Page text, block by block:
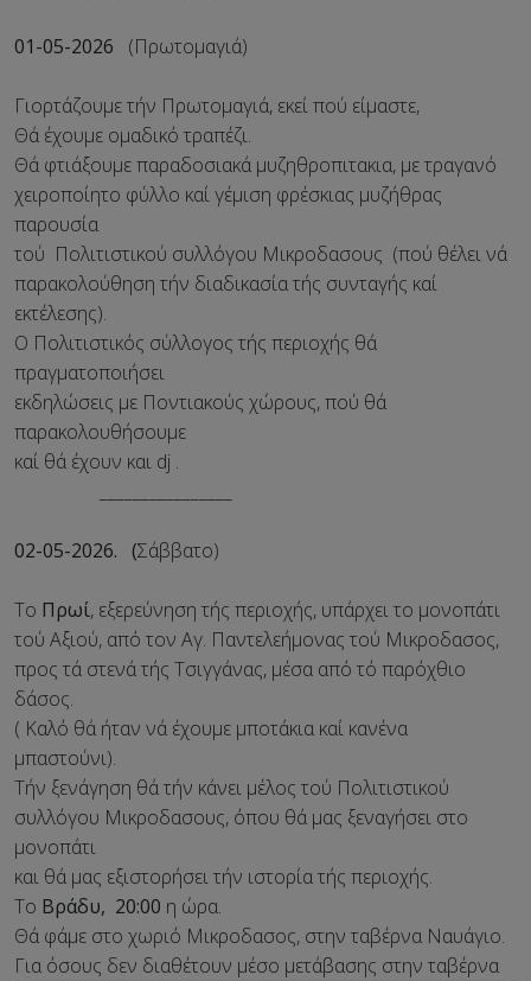
01-05-2026 (Πρωτομαγιά)
Γιορτάζουμε τήν Πρωτομαγιά, εκεί πού είμαστε,
Θά έχουμε ομαδικό τραπέζι.
Θά φτιάξουμε παραδοσιακά μυζηθροπιτακια, με τραγανό
χειροποίητο φύλλο καί γέμιση φρέσκιας μυζήθρας
παρουσία
τού Πολιτιστικού συλλόγου Μικροδασους (πού θέλει νά
παρακολούθηση τήν διαδικασία τής συνταγής καί
εκτέλεσης).
Ο Πολιτιστικός σύλλογος τής περιοχής θά
πραγματοποιήσει
εκδηλώσεις με Ποντιακούς χώρους, πού θά
παρακολουθήσουμε
καί θά έχουν και dj .
02-05-2026. (Σάββατο)
Το Πρωί, εξερεύνηση τής περιοχής, υπάρχει το μονοπάτι
τού Αξιού, από τον Αγ. Παντελεήμονας τού Μικροδασος,
προς τά στενά τής Τσιγγάνας, μέσα από τό παρόχθιο
δάσος.
( Καλό θά ήταν νά έχουμε μποτάκια καί κανένα
μπαστούνι).
Τήν ξενάγηση θά τήν κάνει μέλος τού Πολιτιστικού
συλλόγου Μικροδασους, όπου θά μας ξεναγήσει στο
μονοπάτι
και θά μας εξιστορήσει τήν ιστορία τής περιοχής.
Το Βράδυ, 20:00 η ώρα.
Θά φάμε στο χωριό Μικροδασος, στην ταβέρνα Ναυάγιο.
Για όσους δεν διαθέτουν μέσο μετάβασης στην ταβέρνα